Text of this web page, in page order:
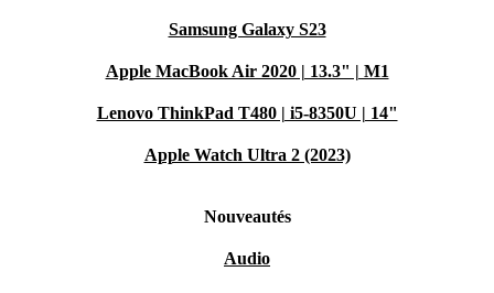
Samsung Galaxy S23
Apple MacBook Air 2020 | 13.3" | M1
Lenovo ThinkPad T480 | i5-8350U | 14"
Apple Watch Ultra 2 (2023)
Nouveautés
Audio